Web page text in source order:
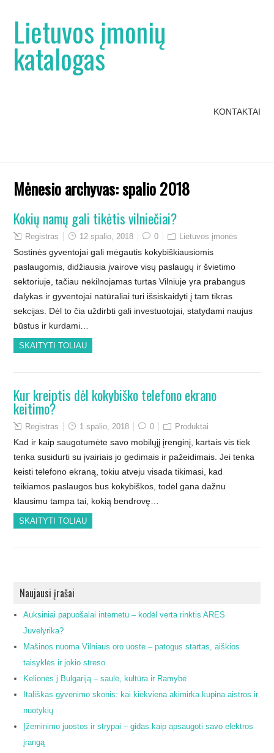
Lietuvos įmonių
katalogas
KONTAKTAI
Mėnesio archyvas:spalio 2018
Kokių namų gali tikėtis vilniečiai?
Registras 12 spalio, 2018 0 Lietuvos įmonės
Sostinės gyventojai gali mėgautis kokybiškiausiomis
paslaugomis, didžiausia įvairove visų paslaugų ir švietimo
sektoriuje, tačiau nekilnojamas turtas Vilniuje yra prabangus
dalykas ir gyventojai natūraliai turi išsiskaidyti į tam tikras
sekcijas. Dėl to čia uždirbti gali investuotojai, statydami naujus
būstus ir kurdami…
SKAITYTI TOLIAU
Kur kreiptis dėl kokybiško telefono ekrano
keitimo?
Registras 1 spalio, 2018 0 Produktai
Kad ir kaip saugotumėte savo mobilųjį įrenginį, kartais vis tiek
tenka susidurti su įvairiais jo gedimais ir pažeidimais. Jei tenka
keisti telefono ekraną, tokiu atveju visada tikimasi, kad
teikiamos paslaugos bus kokybiškos, todėl gana dažnu
klausimu tampa tai, kokią bendrovę…
SKAITYTI TOLIAU
Naujausi įrašai
Auksiniai papuošalai internetu – kodėl verta rinktis ARES
Juvelyrika?
Mašinos nuoma Vilniaus oro uoste – patogus startas, aiškios
taisyklės ir jokio streso
Kelionės į Bulgariją – saulė, kultūra ir Ramybė
Itališkas gyvenimo skonis: kai kiekviena akimirka kupina aistros ir
nuotykių
Įžeminimo juostos ir strypai – gidas kaip apsaugoti savo elektros
įrangą